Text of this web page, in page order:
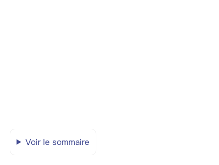
Voir le sommaire